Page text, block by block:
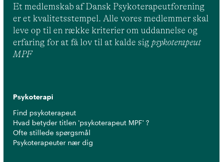
Et medlemskab af Dansk Psykoterapeutforening
er et kvalitetsstempel. Alle vores medlemmer skal
leve op til en række kriterier om uddannelse og
erfaring for at få lov til at kalde sig psykoterapeut
MPF
Psykoterapi
Find psykoterapeut
Hvad betyder titlen 'psykoterapeut MPF' ?
Ofte stillede spørgsmål
Psykoterapeuter nær dig